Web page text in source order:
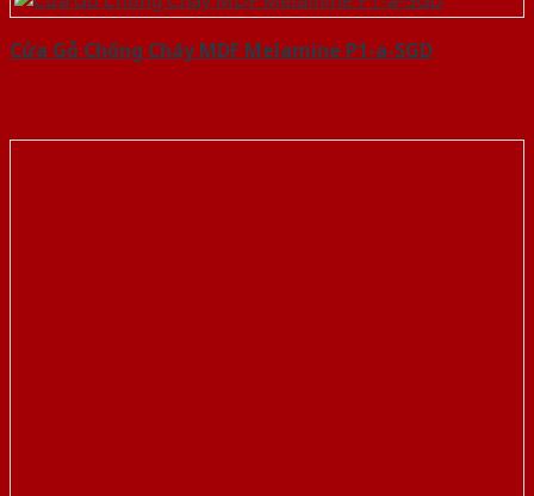
Cửa Gỗ Chống Cháy MDF Melamine P1-a-SGD